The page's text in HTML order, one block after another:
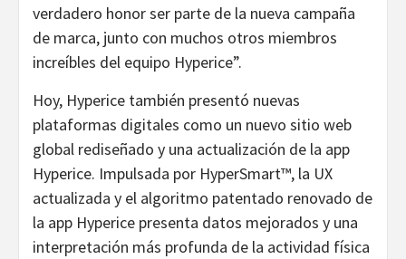
verdadero honor ser parte de la nueva campaña
de marca, junto con muchos otros miembros
increíbles del equipo Hyperice”.
Hoy, Hyperice también presentó nuevas
plataformas digitales como un nuevo sitio web
global rediseñado y una actualización de la app
Hyperice. Impulsada por HyperSmart™, la UX
actualizada y el algoritmo patentado renovado de
la app Hyperice presenta datos mejorados y una
interpretación más profunda de la actividad física